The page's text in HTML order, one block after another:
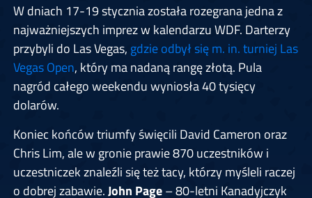
W dniach 17-19 stycznia została rozegrana jedna z
najważniejszych imprez w kalendarzu WDF. Darterzy
przybyli do Las Vegas, gdzie odbył się m. in. turniej Las
Vegas Open, który ma nadaną rangę złotą. Pula
nagród całego weekendu wyniosła 40 tysięcy
dolarów.
Koniec końców triumfy święcili David Cameron oraz
Chris Lim, ale w gronie prawie 870 uczestników i
uczestniczek znaleźli się też tacy, którzy myśleli raczej
o dobrej zabawie.John Page– 80-letni Kanadyjczyk